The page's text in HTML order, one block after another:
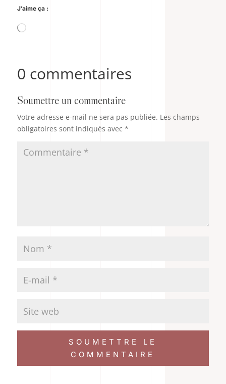
J’aime ça :
Chargement…
0 commentaires
Soumettre un commentaire
Votre adresse e-mail ne sera pas publiée. Les champs
obligatoires sont indiqués avec *
SOUMETTRE LE
COMMENTAIRE